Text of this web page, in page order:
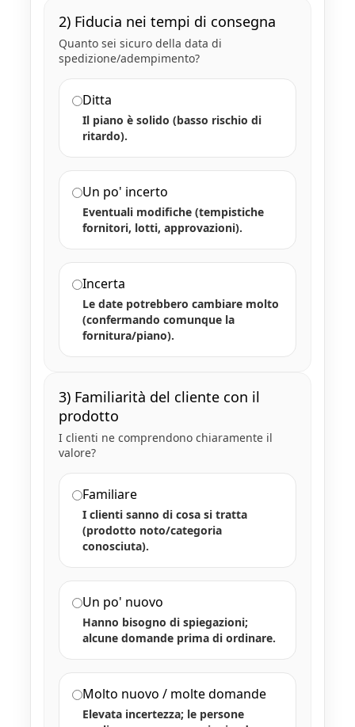
2) Fiducia nei tempi di consegna
Quanto sei sicuro della data di
spedizione/adempimento?
Ditta
Il piano è solido (basso rischio di
ritardo).
Un po' incerto
Eventuali modifiche (tempistiche
fornitori, lotti, approvazioni).
Incerta
Le date potrebbero cambiare molto
(confermando comunque la
fornitura/piano).
3) Familiarità del cliente con il
prodotto
I clienti ne comprendono chiaramente il
valore?
Familiare
I clienti sanno di cosa si tratta
(prodotto noto/categoria
conosciuta).
Un po' nuovo
Hanno bisogno di spiegazioni;
alcune domande prima di ordinare.
Molto nuovo / molte domande
Elevata incertezza; le persone